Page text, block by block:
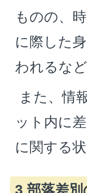
ものの、
に際した
われるな
また、情
ット内に
に関する
3 部落差